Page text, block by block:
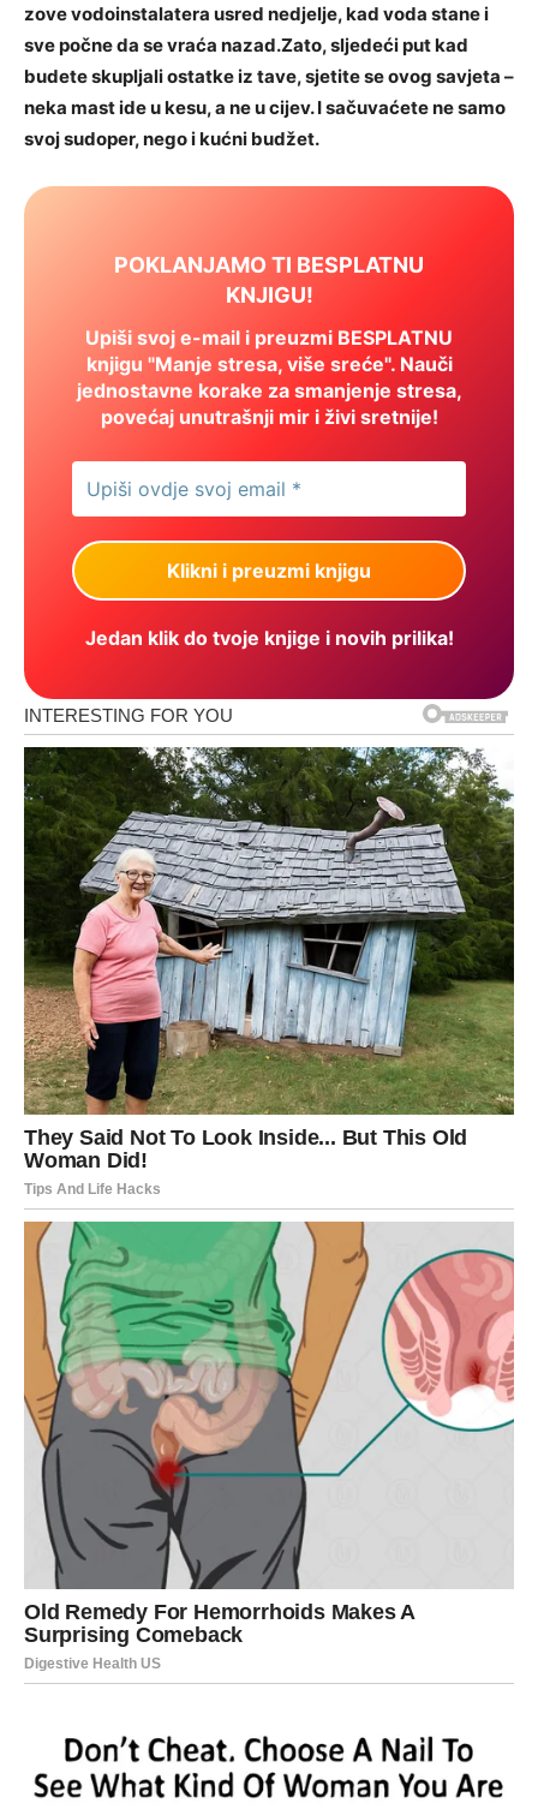
zove vodoinstalatera usred nedjelje, kad voda stane i
sve počne da se vraća nazad.Zato, sljedeći put kad
budete skupljali ostatke iz tave, sjetite se ovog savjeta –
neka mast ide u kesu, a ne u cijev. I sačuvaćete ne samo
svoj sudoper, nego i kućni budžet.
POKLANJAMO TI BESPLATNU
KNJIGU!
Upiši svoj e-mail i preuzmi BESPLATNU
knjigu "Manje stresa, više sreće". Nauči
jednostavne korake za smanjenje stresa,
povećaj unutrašnji mir i živi sretnije!
Jedan klik do tvoje knjige i novih prilika!